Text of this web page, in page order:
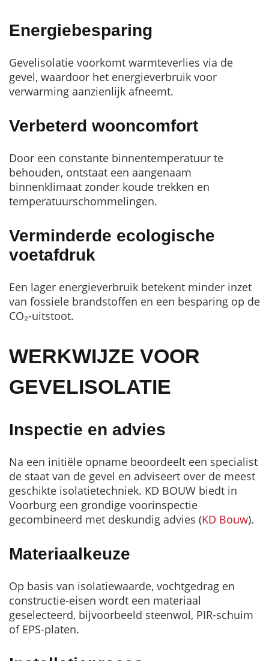
Energiebesparing
Gevelisolatie voorkomt warmteverlies via de
gevel, waardoor het energieverbruik voor
verwarming aanzienlijk afneemt.
Verbeterd wooncomfort
Door een constante binnentemperatuur te
behouden, ontstaat een aangenaam
binnenklimaat zonder koude trekken en
temperatuurschommelingen.
Verminderde ecologische
voetafdruk
Een lager energieverbruik betekent minder inzet
van fossiele brandstoffen en een besparing op de
CO₂-uitstoot.
WERKWIJZE VOOR
GEVELISOLATIE
Inspectie en advies
Na een initiële opname beoordeelt een specialist
de staat van de gevel en adviseert over de meest
geschikte isolatietechniek. KD BOUW biedt in
Voorburg een grondige voorinspectie
gecombineerd met deskundig advies (KD Bouw).
Materiaalkeuze
Op basis van isolatiewaarde, vochtgedrag en
constructie-eisen wordt een materiaal
geselecteerd, bijvoorbeeld steenwol, PIR-schuim
of EPS-platen.